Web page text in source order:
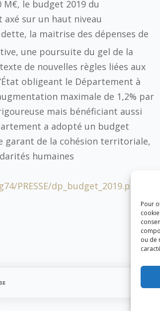
Pour
ou de
M€, le budget 2019 du
sur un haut niveau
la maitrise des dépenses de
une poursuite du gel de la
de nouvelles règles liées aux
obligeant le Département à
maximale de 1,2% par
mais bénéficiant aussi
a adopté un budget
garant de la cohésion territoriale,
humaines
PRESSE/dp_budget_2019.pdf